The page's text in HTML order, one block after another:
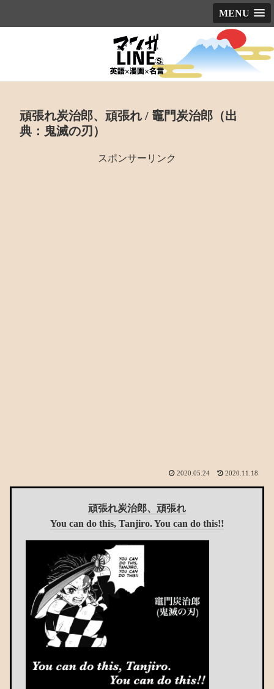
MENU
頑張れ炭治郎、頑張れ / 竈門炭治郎（出
典：鬼滅の刃）
スポンサーリンク
2020.05.24 2020.11.18
頑張れ炭治郎、頑張れ
You can do this, Tanjiro. You can do this!!